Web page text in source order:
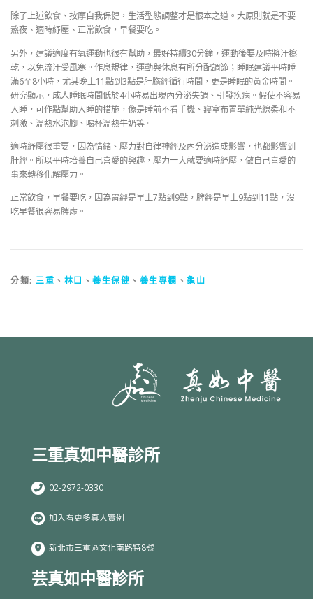
除了上述飲食、按摩自我保健，生活型態調整才是根本之道。大原則就是不要
熬夜、適時紓壓、正常飲食，早餐要吃。
另外，建議適度有氧運動也很有幫助，最好持續30分鐘，運動後要及時將汗擦
乾，以免流汗受風寒。作息規律，運動與休息有所分配調節；睡眠建議平時睡
滿6至8小時，尤其晚上11點到3點是肝膽經循行時間，更是睡眠的黃金時間。
研究顯示，成人睡眠時間低於4小時易出現內分泌失調、引發疾病。假使不容易
入睡，可作點幫助入睡的措施，像是睡前不看手機、寢室布置單純光線柔和不
刺激、溫熱水泡腳、喝杯溫熱牛奶等。
適時紓壓很重要，因為情緒、壓力對自律神經及內分泌造成影響，也都影響到
肝經。所以平時培養自己喜愛的興趣，壓力一大就要適時紓壓，做自己喜愛的
事來轉移化解壓力。
正常飲食，早餐要吃，因為胃經是早上7點到9點，脾經是早上9點到11點，沒
吃早餐很容易脾虛。
分類: 三重 、 林口 、 養生保健 、 養生專欄 、 龜山
三重真如中醫診所
02-2972-0330
加入看更多真人實例
新北市三重區文化南路特8號
芸真如中醫診所